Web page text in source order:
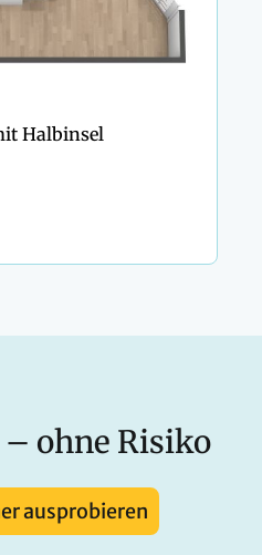
Halbinsel
ohne Risiko
ausprobieren